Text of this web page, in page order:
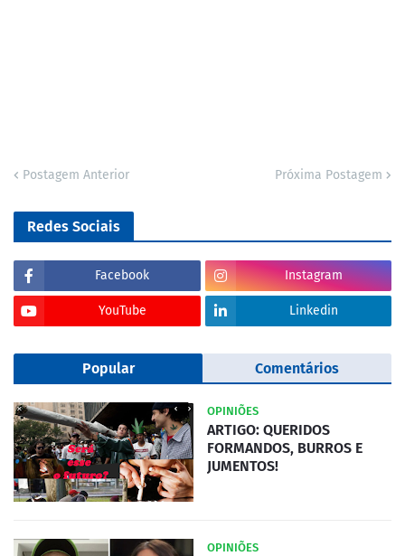
Postagem Anterior Próxima Postagem
Redes Sociais
Facebook Instagram
YouTube Linkedin
Popular Comentários
OPINIÕES
ARTIGO: QUERIDOS
FORMANDOS, BURROS E
JUMENTOS!
OPINIÕES